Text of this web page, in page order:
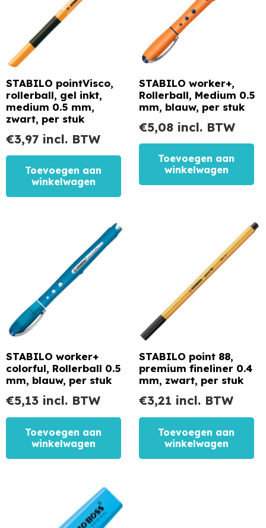
STABILO pointVisco,
rollerball, gel inkt,
medium 0.5 mm,
zwart, per stuk
€3,97 incl. BTW
Toevoegen aan
winkelwagen
STABILO worker+,
Rollerball, Medium 0.5
mm, blauw, per stuk
€5,08 incl. BTW
Toevoegen aan
winkelwagen
STABILO worker+
colorful, Rollerball 0.5
mm, blauw, per stuk
€5,13 incl. BTW
Toevoegen aan
winkelwagen
STABILO point 88,
premium fineliner 0.4
mm, zwart, per stuk
€3,21 incl. BTW
Toevoegen aan
winkelwagen